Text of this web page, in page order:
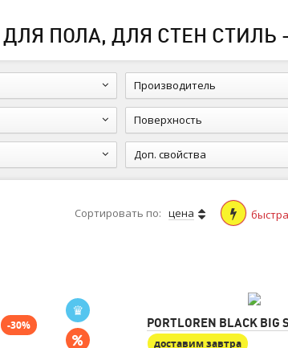
ПОЛА, ДЛЯ СТЕН СТИЛЬ
Производитель
Поверхность
Доп. свойства
Сортировать по: цена
-30%
PORTLOREN BLACK BIG
доставим завтра